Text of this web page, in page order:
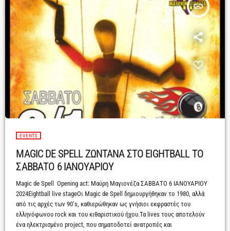
insert_link
EVENTS
MAGIC DE SPELL ΖΩΝΤΑΝΑ ΣΤΟ EIGHTBALL ΤΟ
ΣΑΒΒΑΤΟ 6 ΙΑΝΟΥΑΡΙΟΥ
Magic de Spell Opening act: Μαύρη Μαγιονέζα ΣΑΒΒΑΤΟ 6 ΙΑΝΟΥΑΡΙΟΥ
2024Eightball live stageΟι Magic de Spell δημιουργήθηκαν το 1980, αλλά
από τις αρχές των 90’s, καθιερώθηκαν ως γνήσιοι εκφραστές του
ελληνόφωνου rock και του κιθαριστικού ήχου.Τα lives τους αποτελούν
ένα ηλεκτρισμένο project, που σηματοδοτεί ανατροπές και